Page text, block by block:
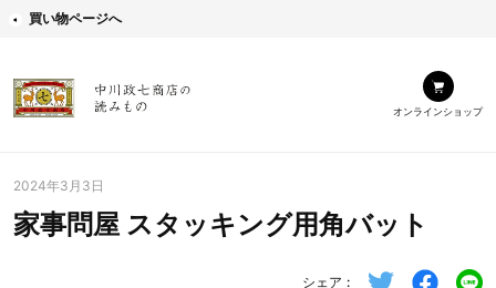
買い物ページへ
オンラインショップ
2024年3月3日
家事問屋 スタッキング用角バット
シェア